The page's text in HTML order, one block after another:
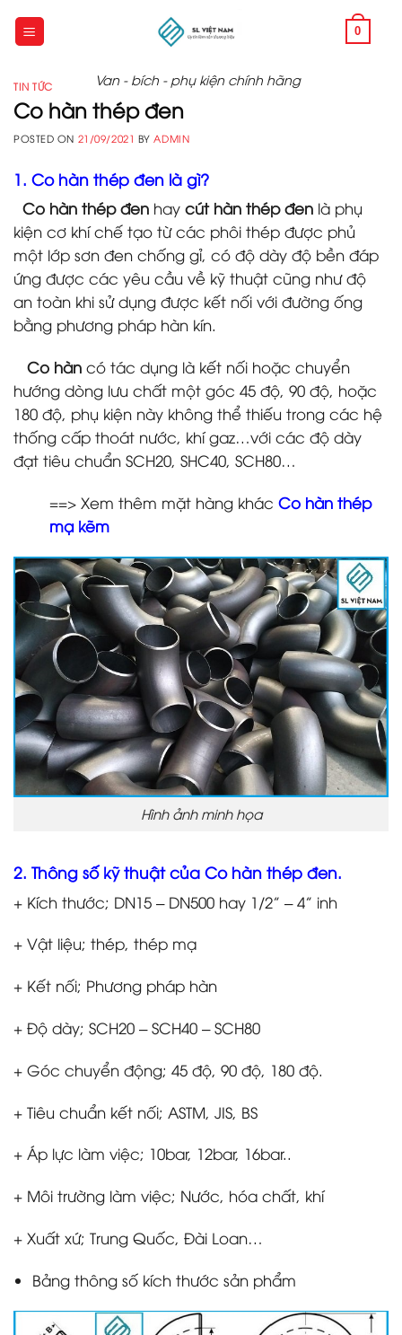
Van - bích - phụ kiện chính hãng
0
TIN TỨC
Co hàn thép đen
POSTED ON 21/09/2021 BY ADMIN
1. Co hàn thép đen là gì?
Co hàn thép đen hay cút hàn thép đen là phụ
kiện cơ khí chế tạo từ các phôi thép được phủ
một lớp sơn đen chống gỉ, có độ dày độ bền đáp
ứng được các yêu cầu về kỹ thuật cũng như độ
an toàn khi sử dụng được kết nối với đường ống
bằng phương pháp hàn kín.
Co hàn có tác dụng là kết nối hoặc chuyển
hướng dòng lưu chất một góc 45 độ, 90 độ, hoặc
180 độ, phụ kiện này không thể thiếu trong các hệ
thống cấp thoát nước, khí gaz…với các độ dày
đạt tiêu chuẩn SCH20, SHC40, SCH80…
==> Xem thêm mặt hàng khác Co hàn thép
mạ kẽm
Hình ảnh minh họa
2. Thông số kỹ thuật của Co hàn thép đen.
+ Kích thước; DN15 – DN500 hay 1/2” – 4” inh
+ Vật liệu; thép, thép mạ
+ Kết nối; Phương pháp hàn
+ Độ dày; SCH20 – SCH40 – SCH80
+ Góc chuyển động; 45 độ, 90 độ, 180 độ.
+ Tiêu chuẩn kết nối; ASTM, JIS, BS
+ Áp lực làm việc; 10bar, 12bar, 16bar..
+ Môi trường làm việc; Nước, hóa chất, khí
+ Xuất xứ; Trung Quốc, Đài Loan…
Bảng thông số kích thước sản phẩm